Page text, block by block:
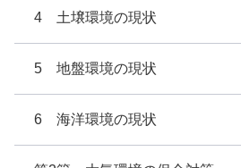
4 土壌環境の現状
5 地盤環境の現状
6 海洋環境の現状